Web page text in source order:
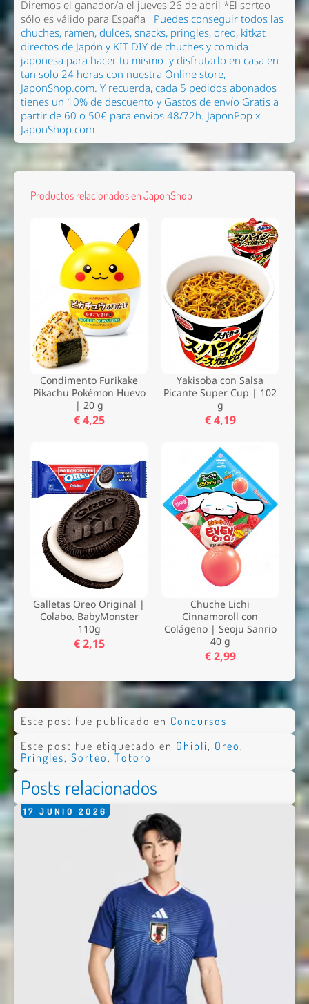
Diremos el ganador/a el jueves 26 de abril *El sorteo
sólo es válido para España
Puedes conseguir todos las
chuches, ramen, dulces, snacks, pringles, oreo, kitkat
directos de Japón y KIT DIY de chuches y comida
japonesa para hacer tu mismo y disfrutarlo en casa en
tan solo 24 horas con nuestra Online store,
JaponShop.com. Y recuerda, cada 5 pedidos abonados
tienes un 10% de descuento y Gastos de envío Gratis a
partir de 60 o 50€ para envios 48/72h. JaponPop x
JaponShop.com
Productos relacionados en JaponShop
Condimento Furikake
Pikachu Pokémon Huevo
| 20 g
€ 4,25
Yakisoba con Salsa
Picante Super Cup | 102
g
€ 4,19
Galletas Oreo Original |
Colabo. BabyMonster
110g
€ 2,15
Chuche Lichi
Cinnamoroll con
Colágeno | Seoju Sanrio
40 g
€ 2,99
Este post fue publicado en Concursos
Este post fue etiquetado en Ghibli, Oreo,
Pringles, Sorteo, Totoro
Posts relacionados
17 JUNIO 2026